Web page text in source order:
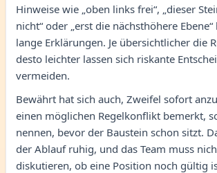
Hinweise wie „oben links frei“, „dieser
nicht“ oder „erst die nächsthöhere
lange Erklärungen. Je übersichtlicher die
desto leichter lassen sich riskante
vermeiden.
Bewährt hat sich auch, Zweifel sofort
einen möglichen Regelkonflikt bemerkt,
nennen, bevor der Baustein schon sitzt.
der Ablauf ruhig, und das Team muss
diskutieren, ob eine Position noch gültig